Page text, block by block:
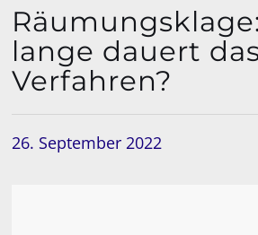
lange dauert
Verfahren?
26. September 2022